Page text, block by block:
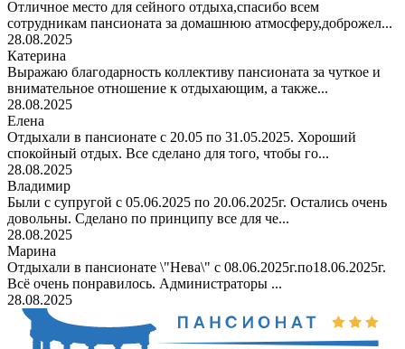
Отличное место для сейного отдыха,спасибо всем
сотрудникам пансионата за домашнюю атмосферу,доброжел...
28.08.2025
Катерина
Выражаю благодарность коллективу пансионата за чуткое и
внимательное отношение к отдыхающим, а также...
28.08.2025
Елена
Отдыхали в пансионате с 20.05 по 31.05.2025. Хороший
спокойный отдых. Все сделано для того, чтобы го...
28.08.2025
Владимир
Были с супругой с 05.06.2025 по 20.06.2025г. Остались очень
довольны. Сделано по принципу все для че...
28.08.2025
Марина
Отдыхали в пансионате \"Нева\" с 08.06.2025г.по18.06.2025г.
Всё очень понравилось. Администраторы ...
28.08.2025